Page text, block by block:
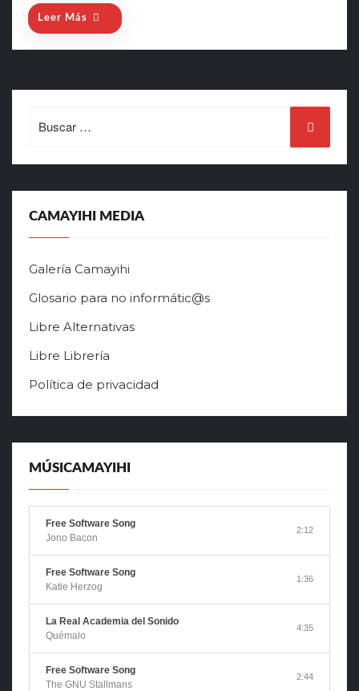
Leer Más
for:
CAMAYIHI MEDIA
Galería Camayihi
Glosario para no informátic@s
Libre Alternativas
Libre Librería
Política de privacidad
MÚSICAMAYIHI
Free Software Song
Jono Bacon
2:12
Free Software Song
Katie Herzog
1:36
La Real Academia del Sonido
Quémalo
4:35
Free Software Song
The GNU Stallmans
2:44